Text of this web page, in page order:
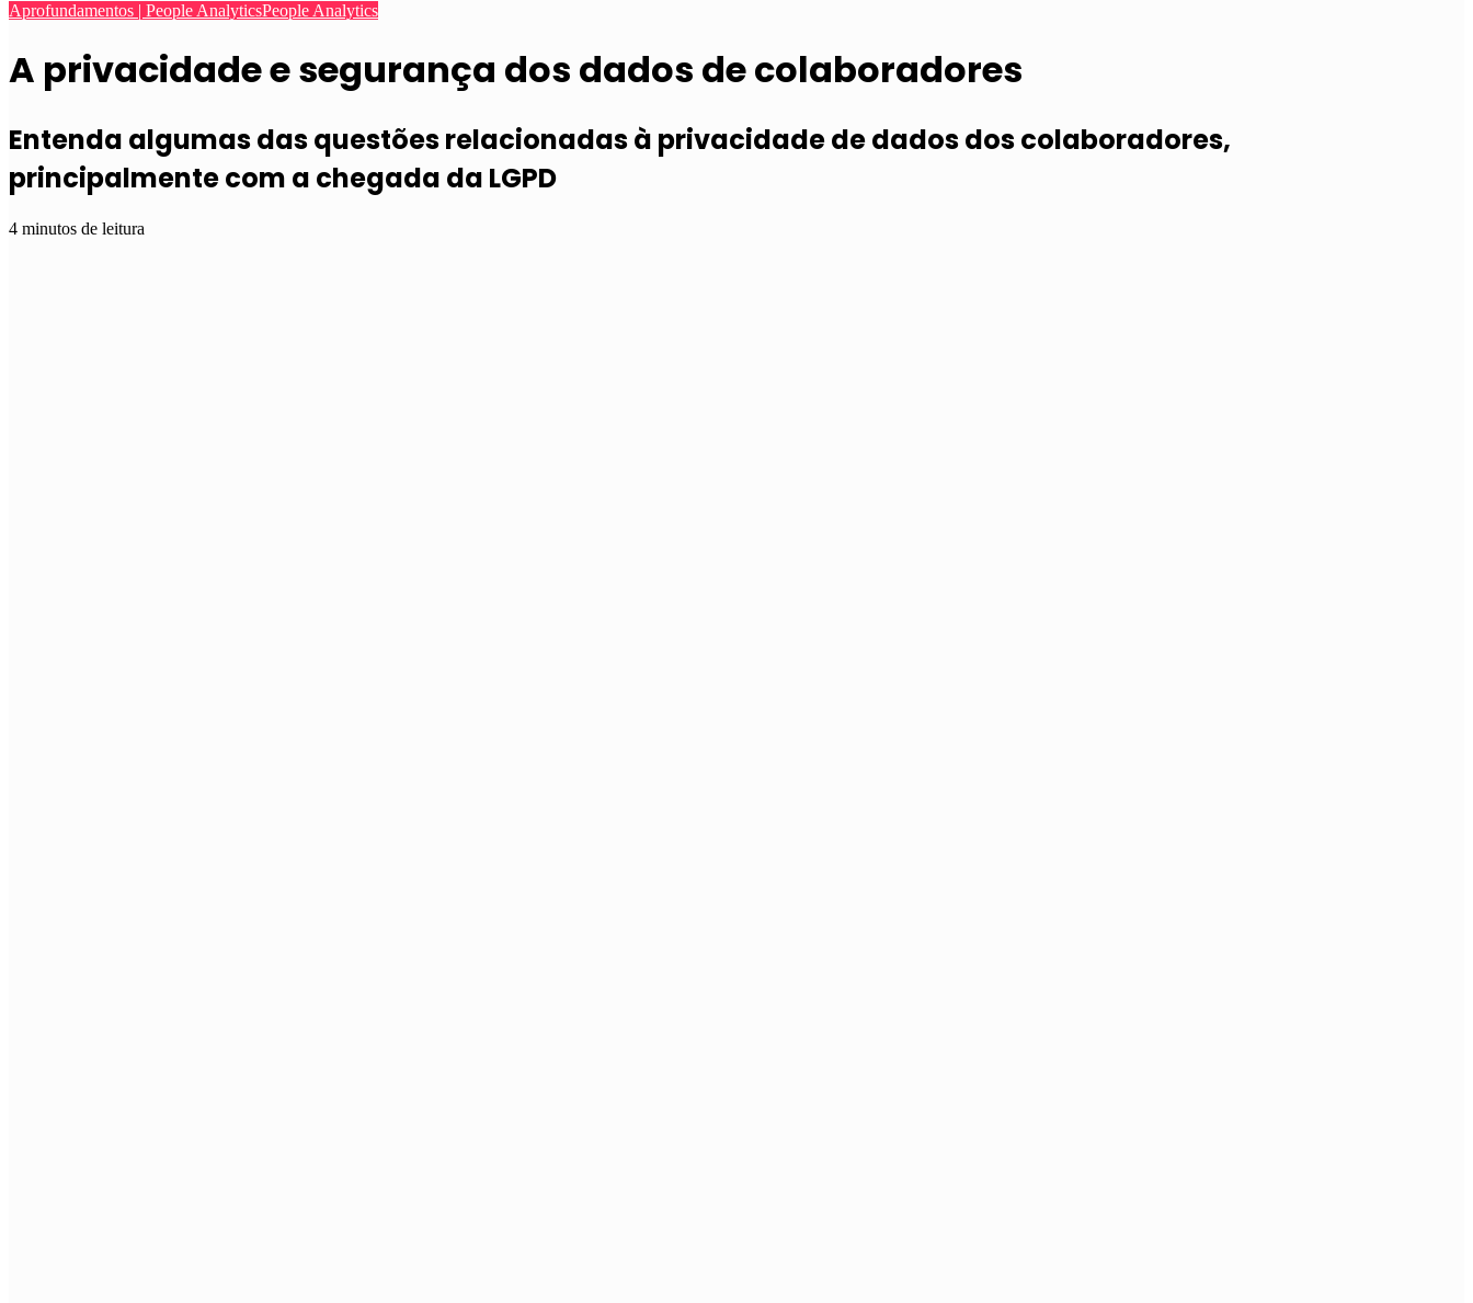
Aprofundamentos | People AnalyticsPeople Analytics
A privacidade e segurança dos dados de colaboradores
Entenda algumas das questões relacionadas à privacidade de dados dos colaboradores,
principalmente com a chegada da LGPD
4 minutos de leitura